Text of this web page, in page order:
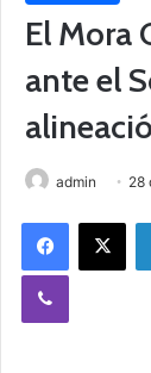
El Mora
ante el
admin 28